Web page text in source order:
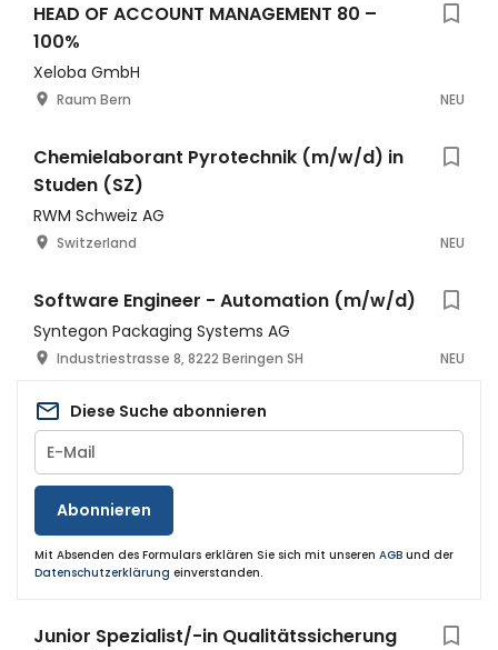
HEAD OF ACCOUNT MANAGEMENT 80 –
100%
Xeloba GmbH
Raum Bern NEU
Chemielaborant Pyrotechnik (m/w/d) in
Studen (SZ)
RWM Schweiz AG
Switzerland NEU
Software Engineer - Automation (m/w/d)
Syntegon Packaging Systems AG
Industriestrasse 8, 8222 Beringen SH NEU
Diese Suche abonnieren
Abonnieren
Mit Absenden des Formulars erklären Sie sich mit unseren AGB und der
Datenschutzerklärung einverstanden.
Junior Spezialist/-in Qualitätssicherung